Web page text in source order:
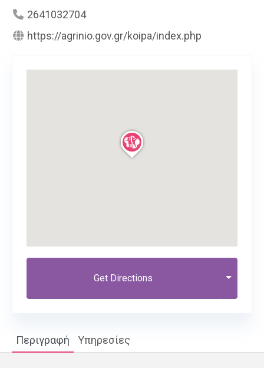
2641032704
https://agrinio.gov.gr/koipa/index.php
Get Directions
Περιγραφή Υπηρεσίες